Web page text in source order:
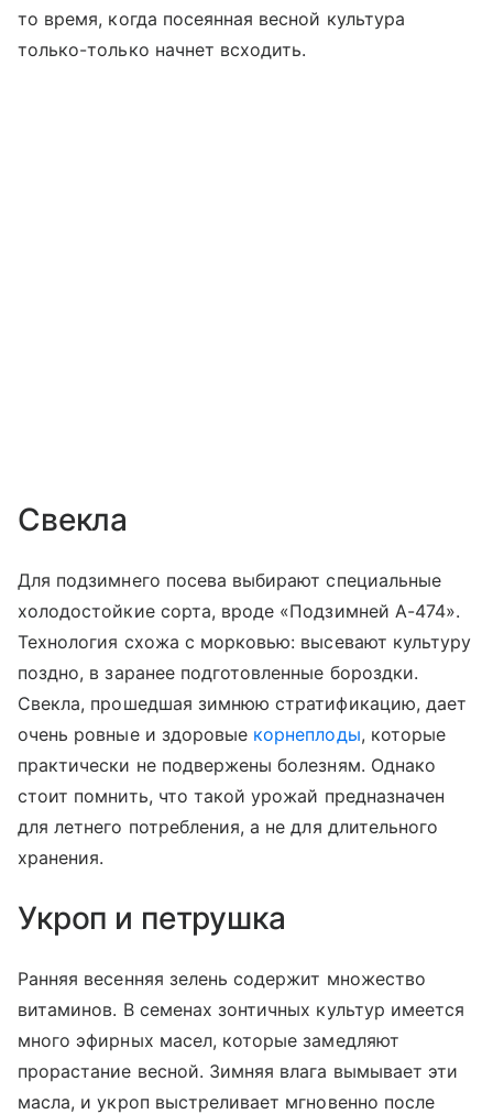
то время, когда посеянная весной культура
только-только начнет всходить.
Свекла
Для подзимнего посева выбирают специальные
холодостойкие сорта, вроде «Подзимней А-474».
Технология схожа с морковью: высевают культуру
поздно, в заранее подготовленные бороздки.
Свекла, прошедшая зимнюю стратификацию, дает
очень ровные и здоровые корнеплоды, которые
практически не подвержены болезням. Однако
стоит помнить, что такой урожай предназначен
для летнего потребления, а не для длительного
хранения.
Укроп и петрушка
Ранняя весенняя зелень содержит множество
витаминов. В семенах зонтичных культур имеется
много эфирных масел, которые замедляют
прорастание весной. Зимняя влага вымывает эти
масла, и укроп выстреливает мгновенно после